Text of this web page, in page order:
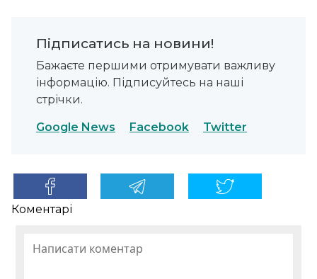
Підписатись на новини!
Бажаєте першими отримувати важливу
інформацію. Підписуйтесь на наші
стрічки.
Google News Facebook Twitter
Коментарі